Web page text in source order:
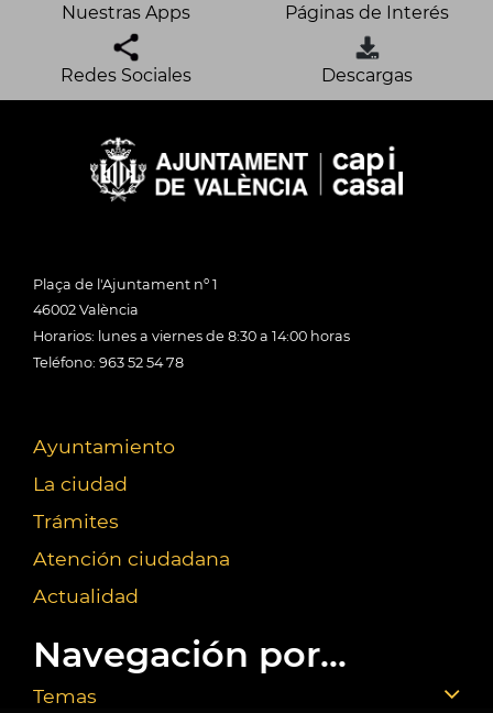
Nuestras Apps Páginas de Interés
Redes Sociales Descargas
Plaça de l'Ajuntament nº 1
46002 València
Horarios: lunes a viernes de 8:30 a 14:00 horas
Teléfono: 963 52 54 78
Ayuntamiento
La ciudad
Trámites
Atención ciudadana
Actualidad
Navegación por...
Temas